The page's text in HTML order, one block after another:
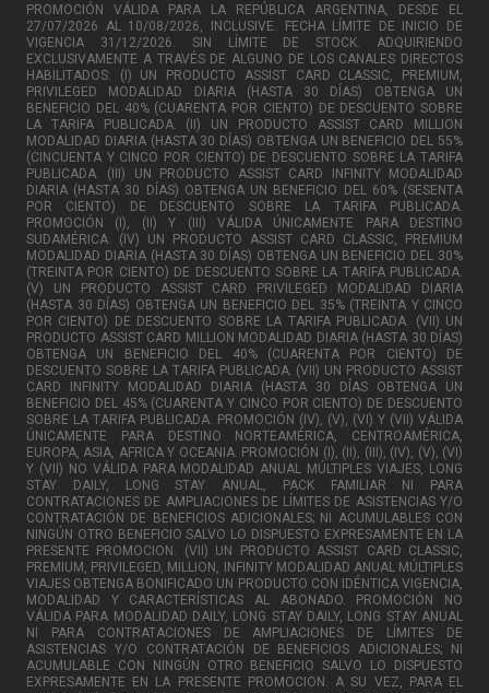
PROMOCIÓN VÁLIDA PARA LA REPÚBLICA ARGENTINA, DESDE EL
27/07/2026 AL 10/08/2026, INCLUSIVE. FECHA LÍMITE DE INICIO DE
VIGENCIA 31/12/2026. SIN LÍMITE DE STOCK. ADQUIRIENDO
EXCLUSIVAMENTE A TRAVÉS DE ALGUNO DE LOS CANALES DIRECTOS
HABILITADOS: (I) UN PRODUCTO ASSIST CARD CLASSIC, PREMIUM,
PRIVILEGED MODALIDAD DIARIA (HASTA 30 DÍAS) OBTENGA UN
BENEFICIO DEL 40% (CUARENTA POR CIENTO) DE DESCUENTO SOBRE
LA TARIFA PUBLICADA. (II) UN PRODUCTO ASSIST CARD MILLION
MODALIDAD DIARIA (HASTA 30 DÍAS) OBTENGA UN BENEFICIO DEL 55%
(CINCUENTA Y CINCO POR CIENTO) DE DESCUENTO SOBRE LA TARIFA
PUBLICADA. (III) UN PRODUCTO ASSIST CARD INFINITY MODALIDAD
DIARIA (HASTA 30 DÍAS) OBTENGA UN BENEFICIO DEL 60% (SESENTA
POR CIENTO) DE DESCUENTO SOBRE LA TARIFA PUBLICADA.
PROMOCIÓN (I), (II) Y (III) VÁLIDA ÚNICAMENTE PARA DESTINO
SUDAMÉRICA. (IV) UN PRODUCTO ASSIST CARD CLASSIC, PREMIUM
MODALIDAD DIARIA (HASTA 30 DÍAS) OBTENGA UN BENEFICIO DEL 30%
(TREINTA POR CIENTO) DE DESCUENTO SOBRE LA TARIFA PUBLICADA.
(V) UN PRODUCTO ASSIST CARD PRIVILEGED MODALIDAD DIARIA
(HASTA 30 DÍAS) OBTENGA UN BENEFICIO DEL 35% (TREINTA Y CINCO
POR CIENTO) DE DESCUENTO SOBRE LA TARIFA PUBLICADA. (VII) UN
PRODUCTO ASSIST CARD MILLION MODALIDAD DIARIA (HASTA 30 DÍAS)
OBTENGA UN BENEFICIO DEL 40% (CUARENTA POR CIENTO) DE
DESCUENTO SOBRE LA TARIFA PUBLICADA. (VII) UN PRODUCTO ASSIST
CARD INFINITY MODALIDAD DIARIA (HASTA 30 DÍAS OBTENGA UN
BENEFICIO DEL 45% (CUARENTA Y CINCO POR CIENTO) DE DESCUENTO
SOBRE LA TARIFA PUBLICADA. PROMOCIÓN (IV), (V), (VI) Y (VII) VÁLIDA
ÚNICAMENTE PARA DESTINO NORTEAMÉRICA, CENTROAMÉRICA,
EUROPA, ASIA, AFRICA Y OCEANIA. PROMOCIÓN (I), (II), (III), (IV), (V), (VI)
Y (VII) NO VÁLIDA PARA MODALIDAD ANUAL MÚLTIPLES VIAJES, LONG
STAY DAILY, LONG STAY ANUAL, PACK FAMILIAR NI PARA
CONTRATACIONES DE AMPLIACIONES DE LÍMITES DE ASISTENCIAS Y/O
CONTRATACIÓN DE BENEFICIOS ADICIONALES; NI ACUMULABLES CON
NINGÚN OTRO BENEFICIO SALVO LO DISPUESTO EXPRESAMENTE EN LA
PRESENTE PROMOCION. (VII) UN PRODUCTO ASSIST CARD CLASSIC,
PREMIUM, PRIVILEGED, MILLION, INFINITY MODALIDAD ANUAL MÚLTIPLES
VIAJES OBTENGA BONIFICADO UN PRODUCTO CON IDÉNTICA VIGENCIA,
MODALIDAD Y CARACTERÍSTICAS AL ABONADO. PROMOCIÓN NO
VÁLIDA PARA MODALIDAD DAILY, LONG STAY DAILY, LONG STAY ANUAL
NI PARA CONTRATACIONES DE AMPLIACIONES DE LÍMITES DE
ASISTENCIAS Y/O CONTRATACIÓN DE BENEFICIOS ADICIONALES; NI
ACUMULABLE CON NINGÚN OTRO BENEFICIO SALVO LO DISPUESTO
EXPRESAMENTE EN LA PRESENTE PROMOCION. A SU VEZ, PARA EL